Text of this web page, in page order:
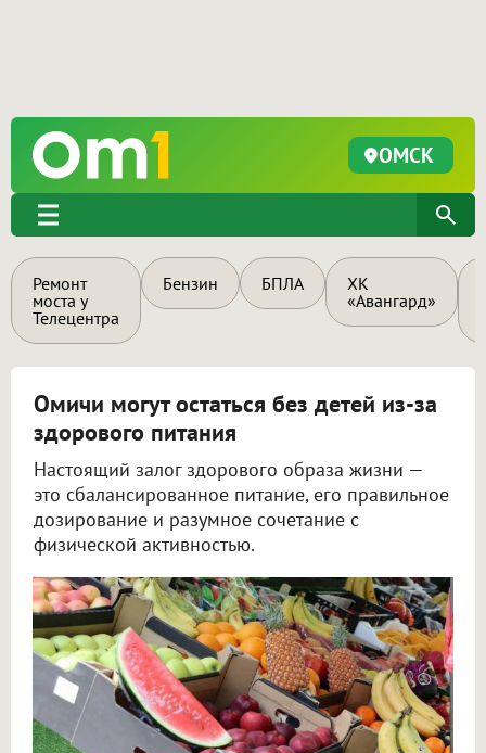
ОМСК
Ремонт
моста у
Телецентра
Бензин БПЛА
ХК
«Авангард»
Омичи могут остаться без детей из-за
здорового питания
Настоящий залог здорового образа жизни —
это сбалансированное питание, его правильное
дозирование и разумное сочетание с
физической активностью.